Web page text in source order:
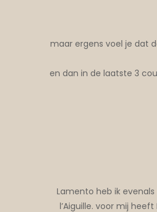
maar ergens voel je dat
en dan in de laatste 3
Lamento heb ik
l’Aiguille. voor mij